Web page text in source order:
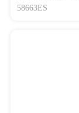
58663ES